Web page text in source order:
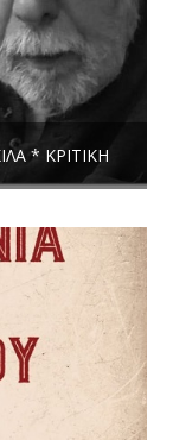
* ΚΡΙΤΙΚΉ